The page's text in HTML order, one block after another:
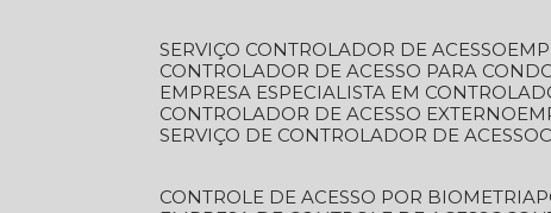
SERVIÇO CONTROLADOR DE ACESSO
CONTROLADOR DE ACESSO PARA
EMPRESA ESPECIALISTA EM
CONTROLADOR DE ACESSO EXTERNO
SERVIÇO DE CONTROLADOR DE ACESSO
CONTROLE DE ACESSO POR BIOMETRIA